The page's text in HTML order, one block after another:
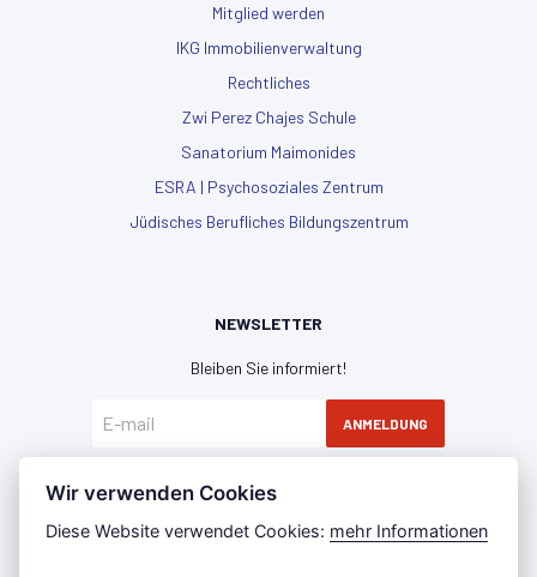
Mitglied werden
IKG Immobilienverwaltung
Rechtliches
Zwi Perez Chajes Schule
Sanatorium Maimonides
ESRA | Psychosoziales Zentrum
Jüdisches Berufliches Bildungszentrum
NEWSLETTER
Bleiben Sie informiert!
ANMELDUNG
einverstanden
Wir verwenden Cookies
Diese Website verwendet Cookies: mehr Informationen